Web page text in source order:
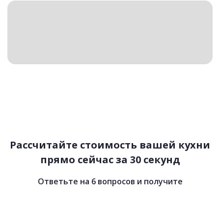
83 800 руб.
Рассчитайте стоимость вашей кухни
прямо сейчас за 30 секунд
Ответьте на 6 вопросов и получите